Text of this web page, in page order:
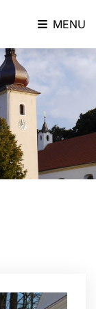
MENU